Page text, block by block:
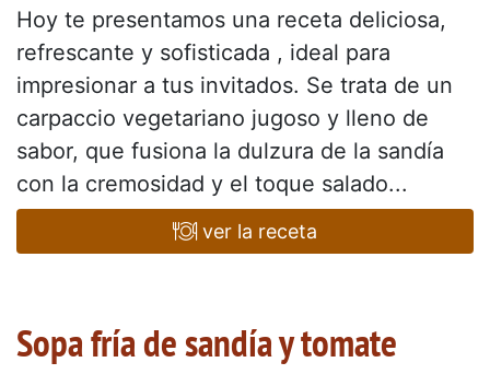
Hoy te presentamos una receta deliciosa,
refrescante y sofisticada , ideal para
impresionar a tus invitados. Se trata de un
carpaccio vegetariano jugoso y lleno de
sabor, que fusiona la dulzura de la sandía
con la cremosidad y el toque salado...
ver la receta
Sopa fría de sandía y tomate